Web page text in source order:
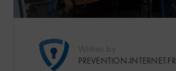
PREVENTION-INTERNET.FR